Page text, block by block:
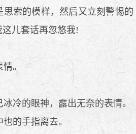
思索的模样，然后又立刻警惕的
儿套话再忽悠我!
。
冷的眼神，露出无奈的表情。
的手指离去。